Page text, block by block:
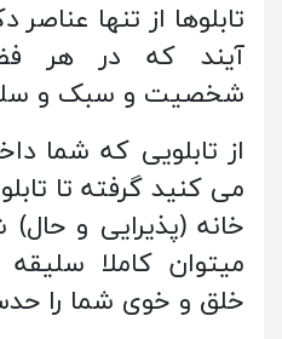
تابلوها از تنها
آیند که در هر
شخصیت و سبک و
از تابلویی که شما
می کنید گرفته تا
خانه (پذیرایی و حال)
میتوان کاملا
خلق و خوی شما را